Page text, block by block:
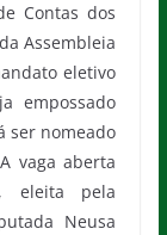
Contas dos
Assembleia
eletivo
empossado
ser nomeado
vaga aberta
eleita pela
Neusa